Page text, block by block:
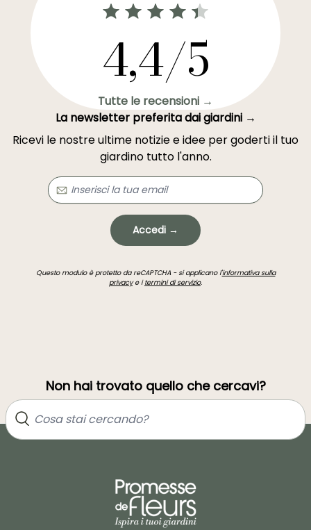
4,4/5
Tutte le recensioni →
La newsletter preferita dai giardini →
Ricevi le nostre ultime notizie e idee per goderti il tuo
giardino tutto l'anno.
Accedi →
Questo modulo è protetto da reCAPTCHA - si applicano l'informativa sulla
privacye itermini di servizio.
Non hai trovato quello che cercavi?